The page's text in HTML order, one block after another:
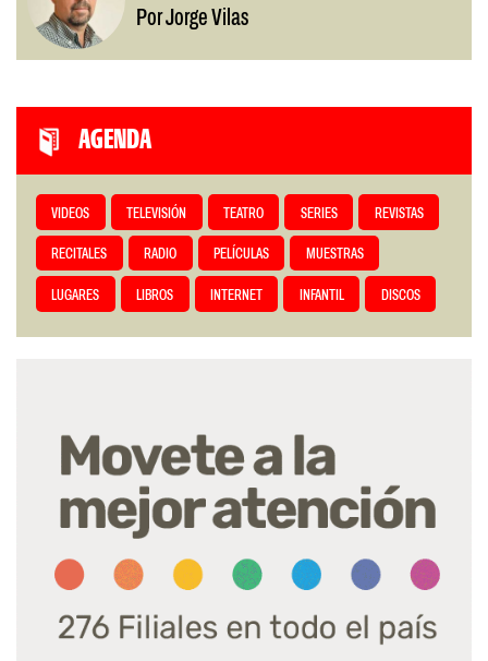
Por Jorge Vilas
AGENDA
VIDEOS TELEVISIÓN TEATRO SERIES REVISTAS
RECITALES RADIO PELÍCULAS MUESTRAS
LUGARES LIBROS INTERNET INFANTIL DISCOS